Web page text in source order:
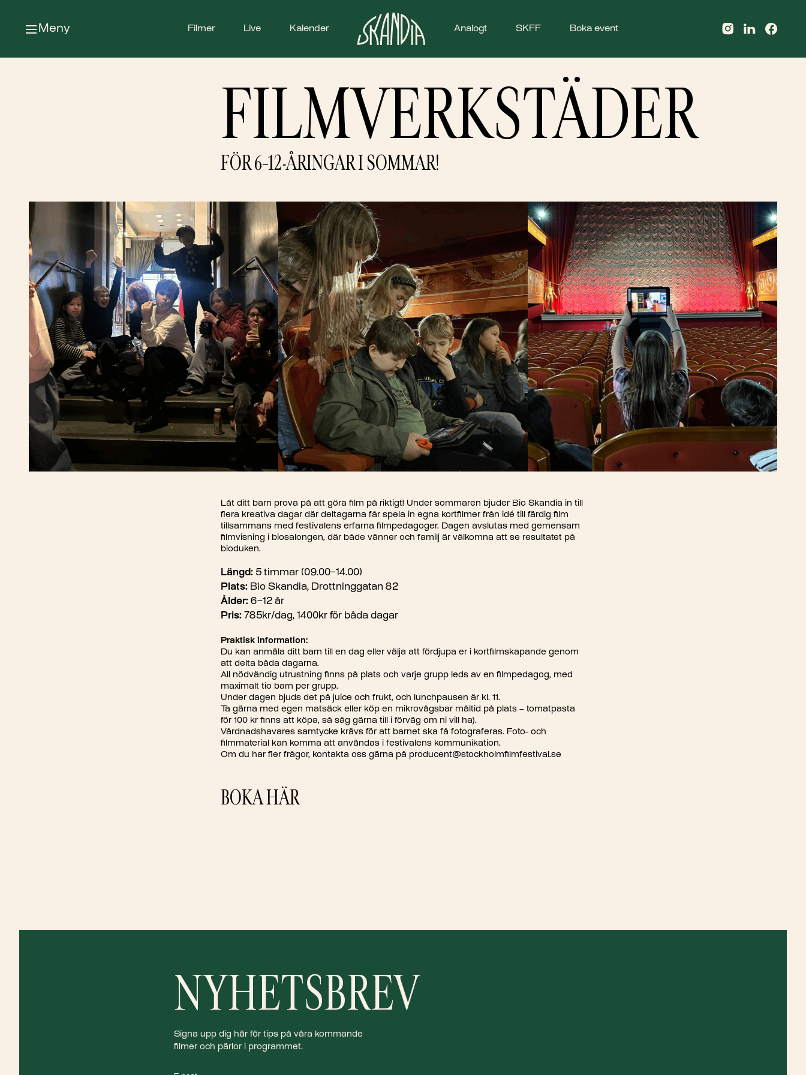
Meny Filmer Live Kalender Analogt SKFF Boka event
FILMVERKSTÄDER
FÖR 6–12-ÅRINGAR I SOMMAR!
Låt ditt barn prova på att göra film på riktigt! Under sommaren bjuder Bio Skandia in till
flera kreativa dagar där deltagarna får spela in egna kortfilmer från idé till färdig film
tillsammans med festivalens erfarna filmpedagoger. Dagen avslutas med gemensam
filmvisning i biosalongen, där både vänner och familj är välkomna att se resultatet på
bioduken.
Längd: 5 timmar (09.00–14.00)
Plats: Bio Skandia, Drottninggatan 82
Ålder: 6–12 år
Pris: 785kr/dag, 1400kr för båda dagar
Praktisk information:
Du kan anmäla ditt barn till en dag eller välja att fördjupa er i kortfilmskapande genom
att delta båda dagarna.
All nödvändig utrustning finns på plats och varje grupp leds av en filmpedagog, med
maximalt tio barn per grupp.
Under dagen bjuds det på juice och frukt, och lunchpausen är kl. 11.
Ta gärna med egen matsäck eller köp en mikrovågsbar måltid på plats – tomatpasta
för 100 kr finns att köpa, så säg gärna till i förväg om ni vill ha).
Vårdnadshavares samtycke krävs för att barnet ska få fotograferas. Foto- och
filmmaterial kan komma att användas i festivalens kommunikation.
Om du har fler frågor, kontakta oss gärna på producent@stockholmfilmfestival.se
BOKA HÄR
NYHETSBREV
Signa upp dig här för tips på våra kommande
filmer och pärlor i programmet.